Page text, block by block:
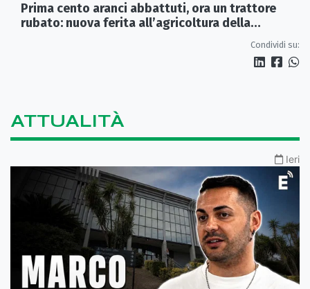
Prima cento aranci abbattuti, ora un trattore
rubato: nuova ferita all’agricoltura della
Condividi su:
ATTUALITÀ
Ieri